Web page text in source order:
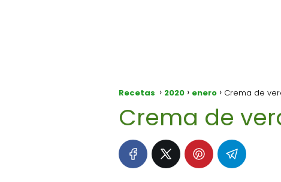
Recetas 2020 enero Crema de
Crema de